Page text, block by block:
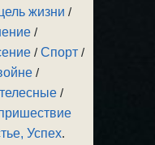
жизни /
/
/Спорт /
/
/
Успех.